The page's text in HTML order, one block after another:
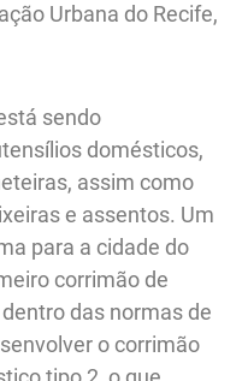
Urbana do Recife,
sendo
domésticos,
assim como
e assentos. Um
para a cidade do
corrimão de
das normas de
o corrimão